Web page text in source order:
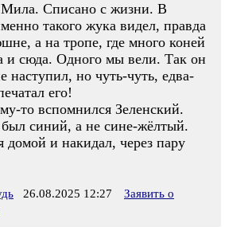
Списано с жизни. В
такого жука видел, правда
а на тропе, где много коней
и сюда. Одного мы вели. Так он
наступил, но чуть-чуть, едва-
его!
то вспомнился Зеленский.
синий, а не сине-жёлтый.
домой и накидал, через пару
26.08.2025 12:27
Заявить о